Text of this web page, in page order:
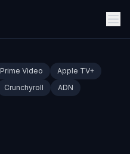
Prime Video
Apple TV+
Crunchyroll
ADN